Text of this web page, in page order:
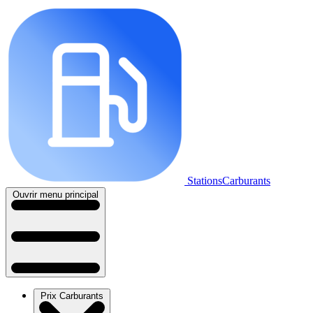
StationsCarburants
Ouvrir menu principal
Prix Carburants